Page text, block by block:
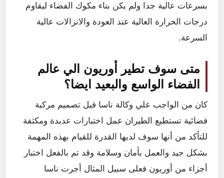
بسرعات عالية جدا ولم يكن بناء مكوك الفضاء ليقاوم
درجات الحرارة العالية عند العودة والانزالات عالية
السرعة.
متى سوف تطير أوريون الي عالم
الفضاء الواسع والبعيد ايضا؟
كان من الواجب علي وكالة ناسا قبل تصميم مركبة
فضائية تستطيع الطيران عمل اختبارات عديدة ومكثفة
للتأكد من أنها سوف لديها القدرة للقيام بهذه المهمة
بشكل جيد والعمل بأمان وسلامة وقد تم بالفعل اختبار
أجزاء من أوريون فعلى سبيل المثال أجرت ناسا